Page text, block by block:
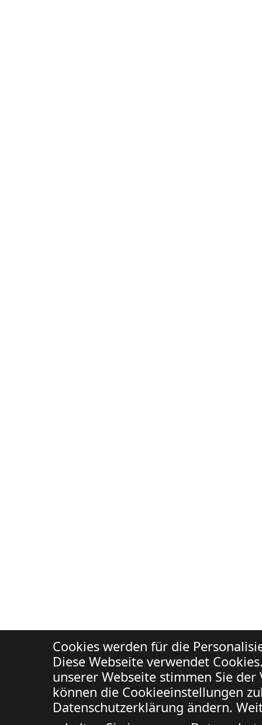
Cookies werden für die
Diese Webseite verwendet
unserer Webseite stimmen Sie
können die Cookieeinstellungen
Datenschutzerklärung ändern.